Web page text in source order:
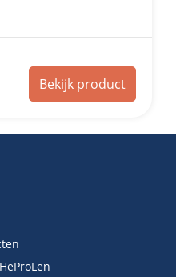
Bekijk product